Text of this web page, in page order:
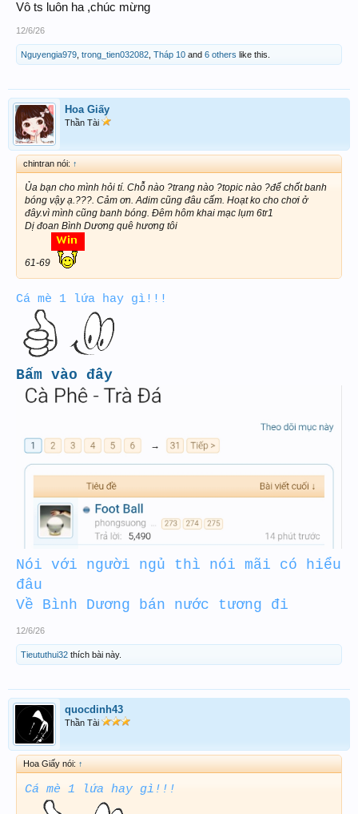
Vô ts luôn ha ,chúc mừng
12/6/26
Nguyengia979 trong_tien032082 Tháp 10 and 6 others like this.
Hoa Giấy
Thần Tài
chintran nói: ↑
Ủa bạn cho mình hỏi tí. Chỗ nào ?trang nào ?topic nào ?để chốt banh
bóng vậy ạ.???. Cảm ơn. Adim cũng đâu cấm. Hoạt ko cho chơi ở
đây.vì mình cũng banh bóng. Đêm hôm khai mạc lụm 6tr1
Dị đoan Bình Dương quê hương tôi
61-69
Cá mè 1 lứa hay gì!!!
Bấm vào đây
Nói với người ngủ thì nói mãi có hiểu
đâu
Về Bình Dương bán nước tương đi
12/6/26
Tieututhui32 thích bài này.
quocdinh43
Thần Tài
Hoa Giấy nói: ↑
Cá mè 1 lứa hay gì!!!